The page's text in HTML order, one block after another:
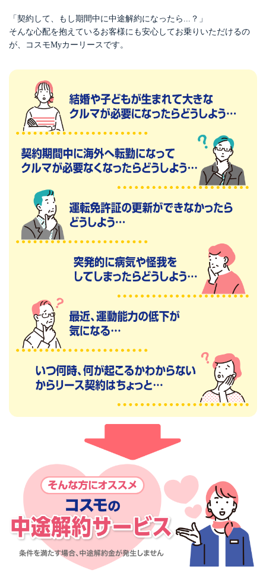
「契約して、もし期間中に中途解約になったら...？」
そんな心配を抱えているお客様にも安心してお乗りいただけるの
が、コスモMyカーリースです。